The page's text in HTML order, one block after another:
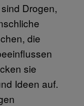
Drogen,
die
sie
Ideen auf.